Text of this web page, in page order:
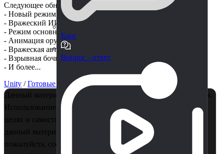
Блог
Вопрос - ответ
Следующее обновление:
- Новый режим оружия: автоматический
- Вражеский ИИ
- Режим основного оружия: цель
- Анимация оружия
- Вражеская автоматическая ракета
- Взрывная бочка, зона повреждения
- И более...
Unity /Готовые проекты
Данный материал является собственностью правообладателя.
Использование в коммерции - запрещено! Только в учебных
целях и самостоятельного изучения. Если Вы считаете, что
данный материал нарушает ваши авторские права,
пожалуйста, сообщите об этом нам на почту